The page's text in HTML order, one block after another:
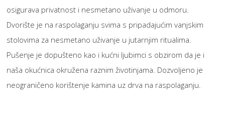
osigurava privatnost i nesmetano uživanje u odmoru.
Dvorište je na raspolaganju svima s pripadajućim vanjskim
stolovima za nesmetano uživanje u jutarnjim ritualima.
Pušenje je dopušteno kao i kućni ljubimci s obzirom da je i
naša okućnica okružena raznim životinjama. Dozvoljeno je
neograničeno korištenje kamina uz drva na raspolaganju.